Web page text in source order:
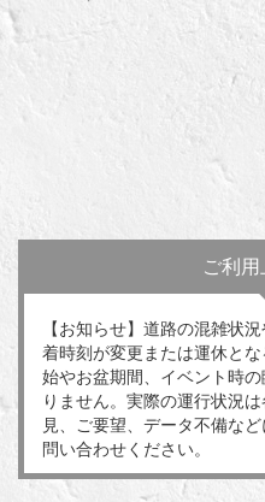
ご利
【お知らせ】道路の混雑状
着時刻が変更または運休と
始やお盆期間、イベント時
りません。実際の運行状況
見、ご要望、データ不備など
問い合わせください。